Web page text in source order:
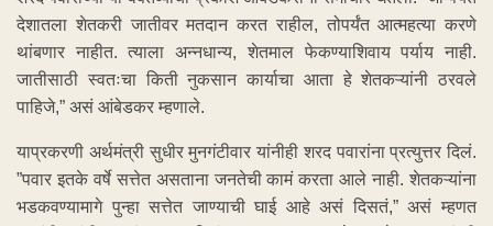
देशातला शेतकरी जातीवर मतदान करत राहील, तोपर्यंत आत्महत्या करणे
थांबणार नाहीत. त्याला अन्नधान्य, शेतमाल फेकण्याशिवाय पर्याय नाही.
जातीसाठी स्वतःचा किती नुकसान कार्याचा आता हे शेतकऱ्यांनी ठरवले
पाहिजे,” असं आंबेडकर म्हणाले.
याप्रकरणी अर्थमंत्री सुधीर मुनगंटीवार यांनीही शरद पवारांना प्रत्युत्तर दिलं.
”पवार इतके वर्षे सत्तेत असताना जनतेची कामं करता आले नाही. शेतकऱ्यांना
भडकवण्यामागे पुन्हा सत्तेत जाण्याची घाई आहे असं दिसतं,” असं म्हणत